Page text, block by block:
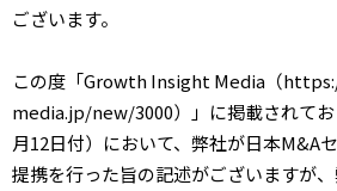
ございます。
この度「Growth Insight Media（
media.jp/new/3000）」に掲載されて
月12日付）において、弊社が日本M&A
提携を行った旨の記述がございますが